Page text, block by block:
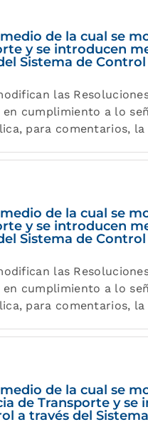
de la cual se
y se introducen
Sistema de
las
cumplimiento a lo
para comentarios, la
de la cual se
y se introducen
Sistema de Control
las
cumplimiento a lo
para comentarios, la
de la cual se
de Transporte y
a través del